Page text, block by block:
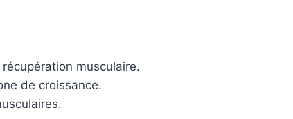
musculaire.
de croissance.